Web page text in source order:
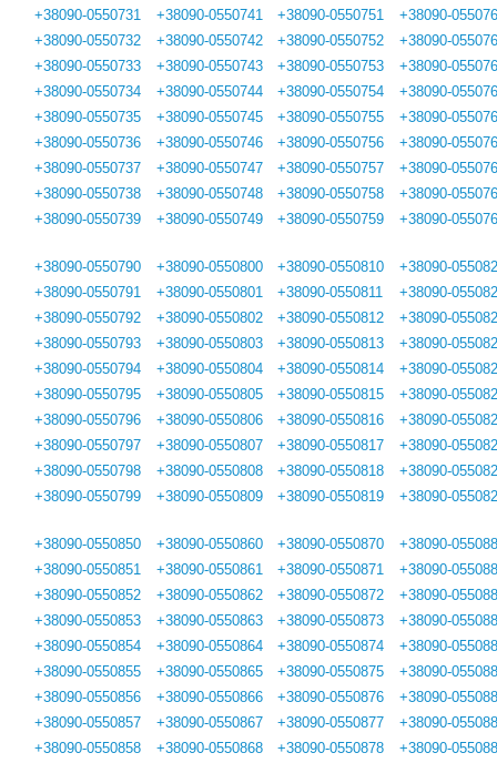
+38090-0550731
+38090-0550732
+38090-0550733
+38090-0550734
+38090-0550735
+38090-0550736
+38090-0550737
+38090-0550738
+38090-0550739
+38090-0550741
+38090-0550742
+38090-0550743
+38090-0550744
+38090-0550745
+38090-0550746
+38090-0550747
+38090-0550748
+38090-0550749
+38090-0550751
+38090-0550752
+38090-0550753
+38090-0550754
+38090-0550755
+38090-0550756
+38090-0550757
+38090-0550758
+38090-0550759
+38090-
+38090-
+38090-
+38090-
+38090-
+38090-
+38090-
+38090-
+38090-
+38090-0550790
+38090-0550791
+38090-0550792
+38090-0550793
+38090-0550794
+38090-0550795
+38090-0550796
+38090-0550797
+38090-0550798
+38090-0550799
+38090-0550800
+38090-0550801
+38090-0550802
+38090-0550803
+38090-0550804
+38090-0550805
+38090-0550806
+38090-0550807
+38090-0550808
+38090-0550809
+38090-0550810
+38090-0550811
+38090-0550812
+38090-0550813
+38090-0550814
+38090-0550815
+38090-0550816
+38090-0550817
+38090-0550818
+38090-0550819
+38090-
+38090-
+38090-
+38090-
+38090-
+38090-
+38090-
+38090-
+38090-
+38090-
+38090-0550850
+38090-0550851
+38090-0550852
+38090-0550853
+38090-0550854
+38090-0550855
+38090-0550856
+38090-0550857
+38090-0550858
+38090-0550860
+38090-0550861
+38090-0550862
+38090-0550863
+38090-0550864
+38090-0550865
+38090-0550866
+38090-0550867
+38090-0550868
+38090-0550870
+38090-0550871
+38090-0550872
+38090-0550873
+38090-0550874
+38090-0550875
+38090-0550876
+38090-0550877
+38090-0550878
+38090-
+38090-
+38090-
+38090-
+38090-
+38090-
+38090-
+38090-
+38090-